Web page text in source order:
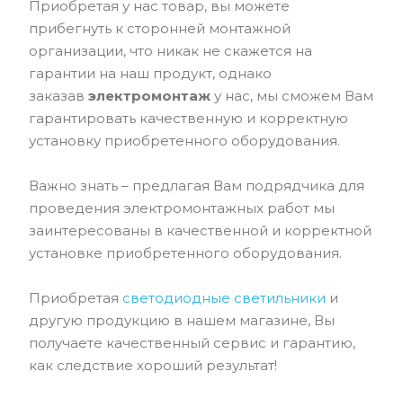
Приобретая у нас товар, вы можете
прибегнуть к сторонней монтажной
организации, что никак не скажется на
гарантии на наш продукт, однако
заказав электромонтаж у нас, мы сможем Вам
гарантировать качественную и корректную
установку приобретенного оборудования.
Важно знать – предлагая Вам подрядчика для
проведения электромонтажных работ мы
заинтересованы в качественной и корректной
установке приобретенного оборудования.
Приобретая светодиодные светильники и
другую продукцию в нашем магазине, Вы
получаете качественный сервис и гарантию,
как следствие хороший результат!